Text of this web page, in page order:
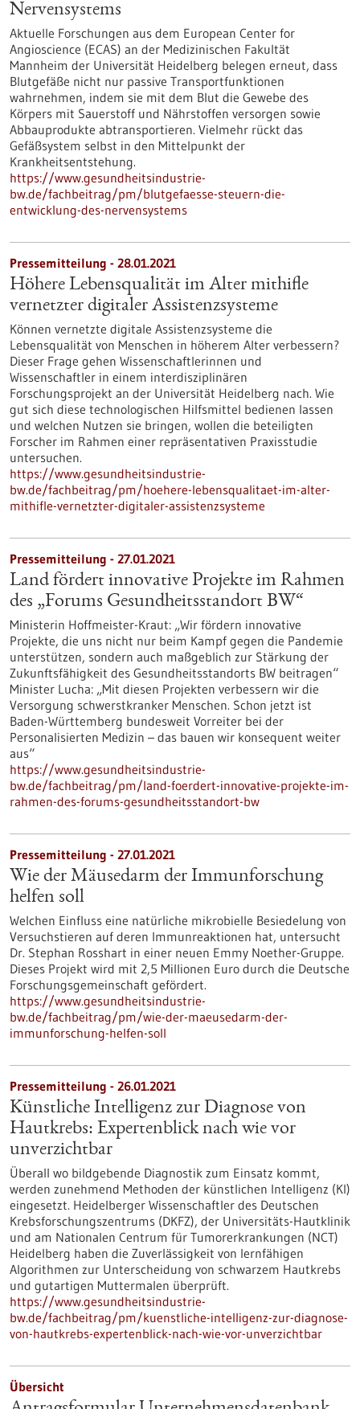
Nervensystems
Aktuelle Forschungen aus dem European Center for
Angioscience (ECAS) an der Medizinischen Fakultät
Mannheim der Universität Heidelberg belegen erneut, dass
Blutgefäße nicht nur passive Transportfunktionen
wahrnehmen, indem sie mit dem Blut die Gewebe des
Körpers mit Sauerstoff und Nährstoffen versorgen sowie
Abbauprodukte abtransportieren. Vielmehr rückt das
Gefäßsystem selbst in den Mittelpunkt der
Krankheitsentstehung.
https://www.gesundheitsindustrie-
bw.de/fachbeitrag/pm/blutgefaesse-steuern-die-
entwicklung-des-nervensystems
Pressemitteilung - 28.01.2021
Höhere Lebensqualität im Alter mithifle
vernetzter digitaler Assistenzsysteme
Können vernetzte digitale Assistenzsysteme die
Lebensqualität von Menschen in höherem Alter verbessern?
Dieser Frage gehen Wissenschaftlerinnen und
Wissenschaftler in einem interdisziplinären
Forschungsprojekt an der Universität Heidelberg nach. Wie
gut sich diese technologischen Hilfsmittel bedienen lassen
und welchen Nutzen sie bringen, wollen die beteiligten
Forscher im Rahmen einer repräsentativen Praxisstudie
untersuchen.
https://www.gesundheitsindustrie-
bw.de/fachbeitrag/pm/hoehere-lebensqualitaet-im-alter-
mithifle-vernetzter-digitaler-assistenzsysteme
Pressemitteilung - 27.01.2021
Land fördert innovative Projekte im Rahmen
des „Forums Gesundheitsstandort BW“
Ministerin Hoffmeister-Kraut: „Wir fördern innovative
Projekte, die uns nicht nur beim Kampf gegen die Pandemie
unterstützen, sondern auch maßgeblich zur Stärkung der
Zukunftsfähigkeit des Gesundheitsstandorts BW beitragen“
Minister Lucha: „Mit diesen Projekten verbessern wir die
Versorgung schwerstkranker Menschen. Schon jetzt ist
Baden-Württemberg bundesweit Vorreiter bei der
Personalisierten Medizin – das bauen wir konsequent weiter
aus“
https://www.gesundheitsindustrie-
bw.de/fachbeitrag/pm/land-foerdert-innovative-projekte-im-
rahmen-des-forums-gesundheitsstandort-bw
Pressemitteilung - 27.01.2021
Wie der Mäusedarm der Immunforschung
helfen soll
Welchen Einfluss eine natürliche mikrobielle Besiedelung von
Versuchstieren auf deren Immunreaktionen hat, untersucht
Dr. Stephan Rosshart in einer neuen Emmy Noether-Gruppe.
Dieses Projekt wird mit 2,5 Millionen Euro durch die Deutsche
Forschungsgemeinschaft gefördert.
https://www.gesundheitsindustrie-
bw.de/fachbeitrag/pm/wie-der-maeusedarm-der-
immunforschung-helfen-soll
Pressemitteilung - 26.01.2021
Künstliche Intelligenz zur Diagnose von
Hautkrebs: Expertenblick nach wie vor
unverzichtbar
Überall wo bildgebende Diagnostik zum Einsatz kommt,
werden zunehmend Methoden der künstlichen Intelligenz (KI)
eingesetzt. Heidelberger Wissenschaftler des Deutschen
Krebsforschungszentrums (DKFZ), der Universitäts-Hautklinik
und am Nationalen Centrum für Tumorerkrankungen (NCT)
Heidelberg haben die Zuverlässigkeit von lernfähigen
Algorithmen zur Unterscheidung von schwarzem Hautkrebs
und gutartigen Muttermalen überprüft.
https://www.gesundheitsindustrie-
bw.de/fachbeitrag/pm/kuenstliche-intelligenz-zur-diagnose-
von-hautkrebs-expertenblick-nach-wie-vor-unverzichtbar
Übersicht